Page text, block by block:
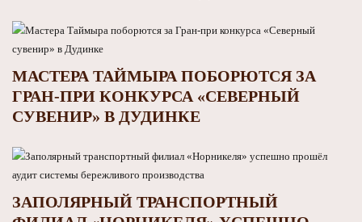
МАСТЕРА ТАЙМЫРА ПОБОРЮТСЯ ЗА
ГРАН-ПРИ КОНКУРСА «СЕВЕРНЫЙ
СУВЕНИР» В ДУДИНКЕ
ЗАПОЛЯРНЫЙ ТРАНСПОРТНЫЙ